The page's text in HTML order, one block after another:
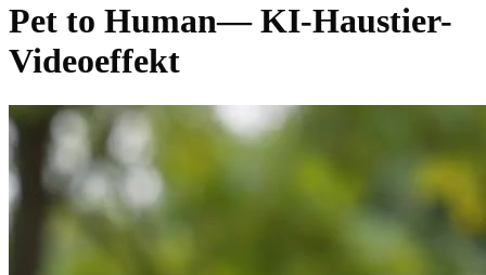
Pet to Human— KI-Haustier-
Videoeffekt